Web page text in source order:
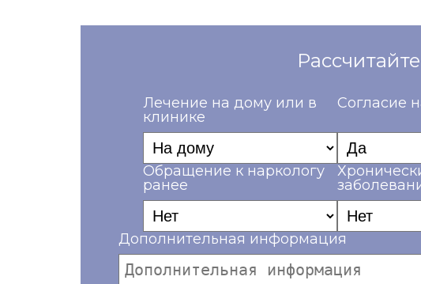
Лечение на дому или в
клинике
Согласие
Обращение к наркологу
ранее
Дополнительная информация